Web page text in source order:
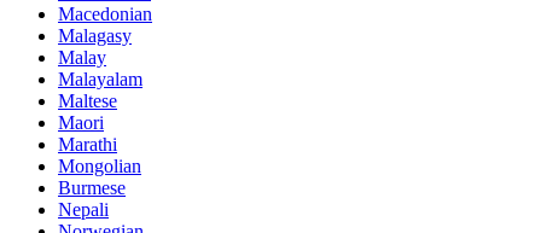
Macedonian
Malagasy
Malay
Malayalam
Maltese
Maori
Marathi
Mongolian
Burmese
Nepali